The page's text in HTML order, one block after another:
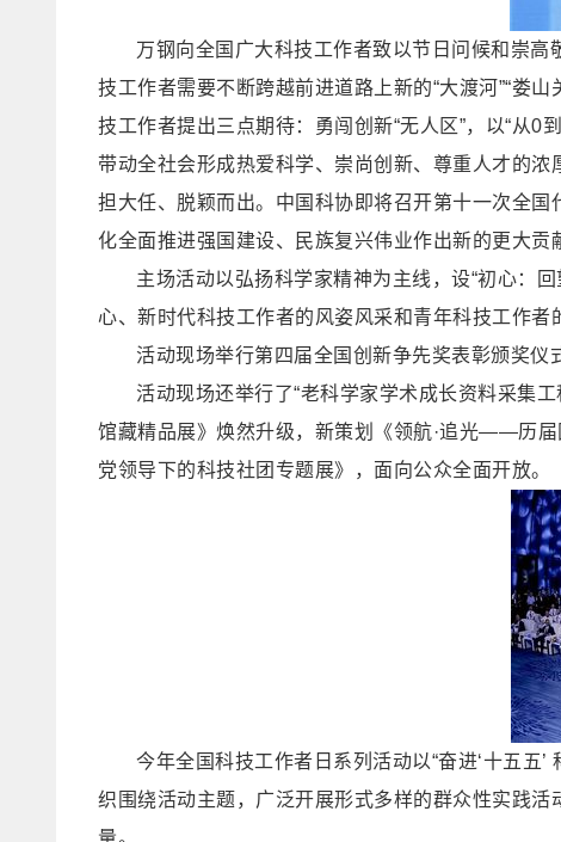
万钢向全国广大科技工作者致以节日问候和崇高
技工作者需要不断跨越前进道路上新的“大渡河”“娄
技工作者提出三点期待：勇闯创新“无人区”，以“从0
带动全社会形成热爱科学、崇尚创新、尊重人才的
担大任、脱颖而出。中国科协即将召开第十一次全
化全面推进强国建设、民族复兴伟业作出新的更大贡
主场活动以弘扬科学家精神为主线，设“初心：
心、新时代科技工作者的风姿风采和青年科技工作者
活动现场举行第四届全国创新争先奖表彰颁奖仪
活动现场还举行了“老科学家学术成长资料采集
馆藏精品展》焕然升级，新策划《领航·追光——历
党领导下的科技社团专题展》，面向公众全面开放。
今年全国科技工作者日系列活动以“奋进‘十五五
织围绕活动主题，广泛开展形式多样的群众性实践
量。